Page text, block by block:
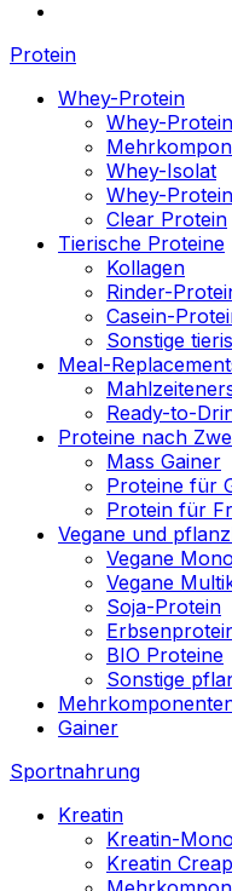
Protein
Whey-Protein
Whey-
Whey-Isolat
Whey-
Clear Protein
Tierische Proteine
Kollagen
Rinder-
Casein-
Sonstige
Meal-
Ready-to-
Proteine nach
Mass Gainer
Proteine für
Protein für
Vegane und
Vegane
Vegane
Soja-Protein
BIO Proteine
Sonstige
Gainer
Sportnahrung
Kreatin
Kreatin-
Kreatin